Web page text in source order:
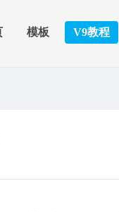
模板 V9教程